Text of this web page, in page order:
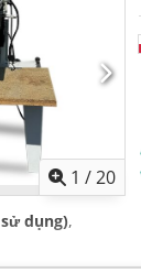
1 /20
dụng),